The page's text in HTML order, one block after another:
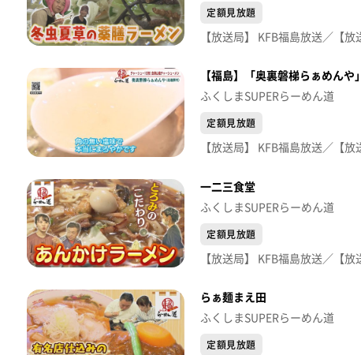
定額見放題
【福島】「奥裏磐梯らぁめんや」
ふくしまSUPERらーめん道
定額見放題
一二三食堂
ふくしまSUPERらーめん道
定額見放題
らぁ麺まえ田
ふくしまSUPERらーめん道
定額見放題